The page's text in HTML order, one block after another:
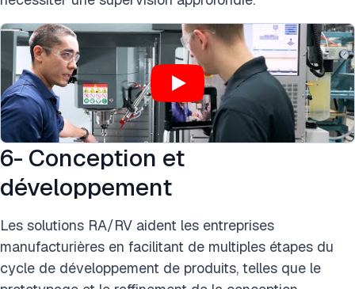
6- Conception et
développement
Les solutions RA/RV aident les entreprises
manufacturières en facilitant de multiples étapes du
cycle de développement de produits, telles que le